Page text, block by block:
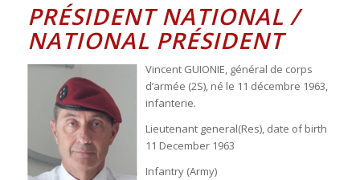
PRÉSIDENT NATIONAL /
NATIONAL PRÉSIDENT
Vincent GUIONIE, général de corps
d’armée (2S), né le 11 décembre 1963,
infanterie.
Lieutenant general(Res), date of birth
11 December 1963
Infantry (Army)